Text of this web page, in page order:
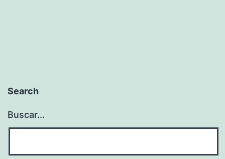
Search
Buscar...